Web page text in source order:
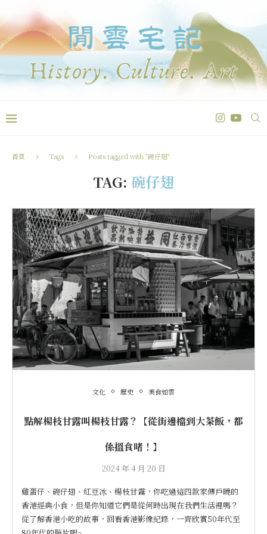
首頁 Tags Posts tagged with "碗仔翅"
TAG: 碗仔翅
文化 歷史 美食如雲
點解楊枝甘露叫楊枝甘露？【從街邊檔到大茶飯，都
係搵食啫！】
2024 年 4 月 20 日
雞蛋仔、碗仔翅、紅豆冰、楊枝甘露，你吃過這四款家傳戶曉的
香港經典小食，但是你知道它們是從何時出現在我們生活裡嗎？
從了解香港小吃的故事，回看香港影像紀錄，一齊欣賞50年代至